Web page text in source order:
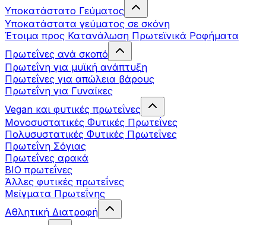
Υποκατάστατο Γεύματος
Υποκατάστατα γεύματος σε σκόνη
Έτοιμα προς Κατανάλωση Πρωτεϊνικά Ροφήματα
Πρωτεΐνες ανά σκοπό
Πρωτεΐνη για μυϊκή ανάπτυξη
Πρωτεΐνες για απώλεια βάρους
Πρωτεΐνη για Γυναίκες
Vegan και φυτικές πρωτεΐνες
Μονοσυστατικές Φυτικές Πρωτεΐνες
Πολυσυστατικές Φυτικές Πρωτεΐνες
Πρωτεΐνη Σόγιας
Πρωτεΐνες αρακά
ΒIO πρωτεΐνες
Άλλες φυτικές πρωτεΐνες
Μείγματα Πρωτεΐνης
Αθλητική Διατροφή